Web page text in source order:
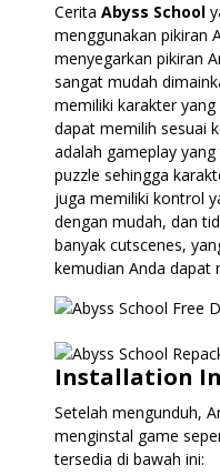
Cerita Abyss School
menggunakan pikiran
menyegarkan pikiran
sangat mudah
memiliki karakter
dapat memilih sesuai
adalah gameplay
puzzle sehingga
juga memiliki kontrol
dengan mudah, dan
banyak cutscenes,
kemudian Anda dapat
Installation
Setelah mengunduh,
menginstal game
tersedia di bawah ini: